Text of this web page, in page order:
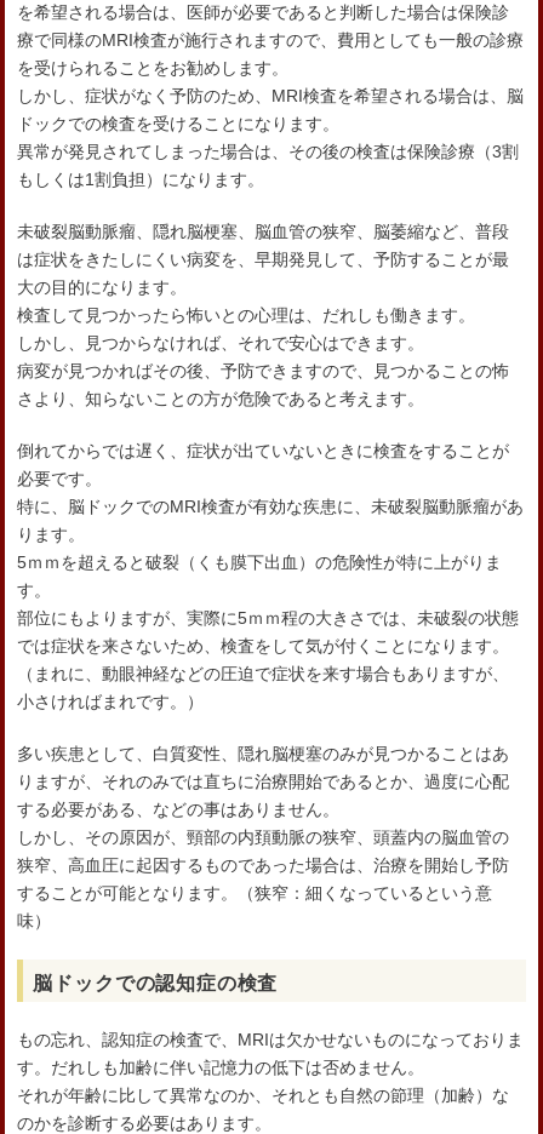
を希望される場合は、医師が必要であると判断した場合は保険診
療で同様のMRI検査が施行されますので、費用としても一般の診療
を受けられることをお勧めします。
しかし、症状がなく予防のため、MRI検査を希望される場合は、脳
ドックでの検査を受けることになります。
異常が発見されてしまった場合は、その後の検査は保険診療（3割
もしくは1割負担）になります。
未破裂脳動脈瘤、隠れ脳梗塞、脳血管の狭窄、脳萎縮など、普段
は症状をきたしにくい病変を、早期発見して、予防することが最
大の目的になります。
検査して見つかったら怖いとの心理は、だれしも働きます。
しかし、見つからなければ、それで安心はできます。
病変が見つかればその後、予防できますので、見つかることの怖
さより、知らないことの方が危険であると考えます。
倒れてからでは遅く、症状が出ていないときに検査をすることが
必要です。
特に、脳ドックでのMRI検査が有効な疾患に、未破裂脳動脈瘤があ
ります。
5ｍｍを超えると破裂（くも膜下出血）の危険性が特に上がりま
す。
部位にもよりますが、実際に5ｍｍ程の大きさでは、未破裂の状態
では症状を来さないため、検査をして気が付くことになります。
（まれに、動眼神経などの圧迫で症状を来す場合もありますが、
小さければまれです。）
多い疾患として、白質変性、隠れ脳梗塞のみが見つかることはあ
りますが、それのみでは直ちに治療開始であるとか、過度に心配
する必要がある、などの事はありません。
しかし、その原因が、頸部の内頚動脈の狭窄、頭蓋内の脳血管の
狭窄、高血圧に起因するものであった場合は、治療を開始し予防
することが可能となります。（狭窄：細くなっているという意
味）
脳ドックでの認知症の検査
もの忘れ、認知症の検査で、MRIは欠かせないものになっておりま
す。だれしも加齢に伴い記憶力の低下は否めません。
それが年齢に比して異常なのか、それとも自然の節理（加齢）な
のかを診断する必要はあります。